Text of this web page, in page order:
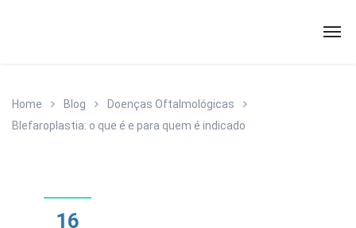
Home Blog
Doenças Oftalmológicas
Blefaroplastia: o que é e para quem é indicado
16